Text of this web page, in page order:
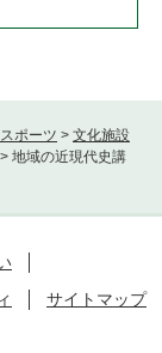
ポーツ > 文化施設
> 地域の近現代史講
サイトマップ